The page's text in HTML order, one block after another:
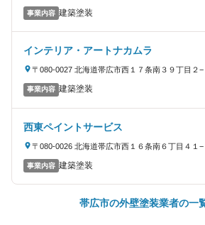
事業内容 建築塗装
インテリア・アートナカムラ
〒080-0027 北海道帯広市西１７条南３９丁目２−
事業内容 建築塗装
西東ペイントサービス
〒080-0026 北海道帯広市西１６条南６丁目４１−
事業内容 建築塗装
帯広市の外壁塗装業者の一